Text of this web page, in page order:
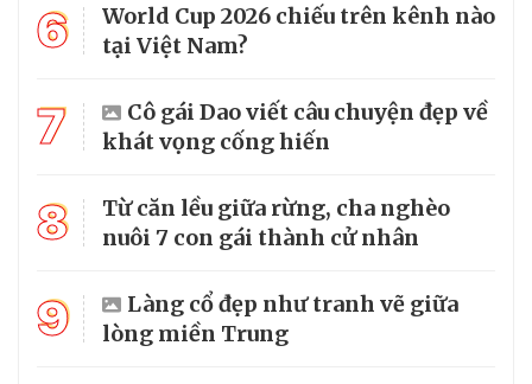
6
World Cup 2026 chiếu trên kênh nào
tại Việt Nam?
7
Cô gái Dao viết câu chuyện đẹp về
khát vọng cống hiến
8
Từ căn lều giữa rừng, cha nghèo
nuôi 7 con gái thành cử nhân
9
Làng cổ đẹp như tranh vẽ giữa
lòng miền Trung